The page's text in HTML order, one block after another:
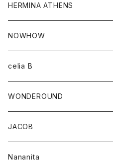
HERMINA ATHENS
NOWHOW
celia B
WONDEROUND
JACOB
Nananita